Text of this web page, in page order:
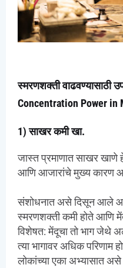
स्मरणशक्ती वाढवण्यासाठी
Concentration Power in
1) साखर कमी खा.
जास्त प्रमाणात साखर खाणे
आणि आजारांचे मुख्य कारण
संशोधनात असे दिसून आले
स्मरणशक्ती कमी होते आणि
विशेषत: मेंदूचा तो भाग जेथे
त्या भागावर अधिक परिणाम
लोकांच्या एका अभ्यासात